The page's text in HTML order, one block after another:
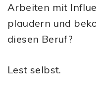
Arbeiten mit
plaudern und
diesen Beruf?
Lest selbst.